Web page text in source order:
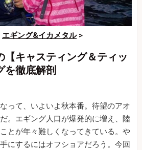
エギング&イカメタル>
【キャスティング＆ティッ
を徹底解剖
って、いよいよ秋本番。待望のアオ
。エギング人口が爆発的に増え、陸
とが年々難しくなってきている。や
にするにはオフショアだろう。今回